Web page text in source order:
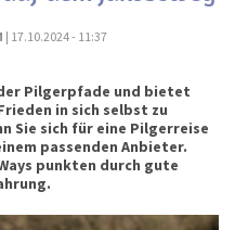
| 17.10.2024 - 11:37
Pilgerpfade und bietet
in sich selbst zu
Sie sich für eine Pilgerreise
passenden Anbieter.
punkten durch gute